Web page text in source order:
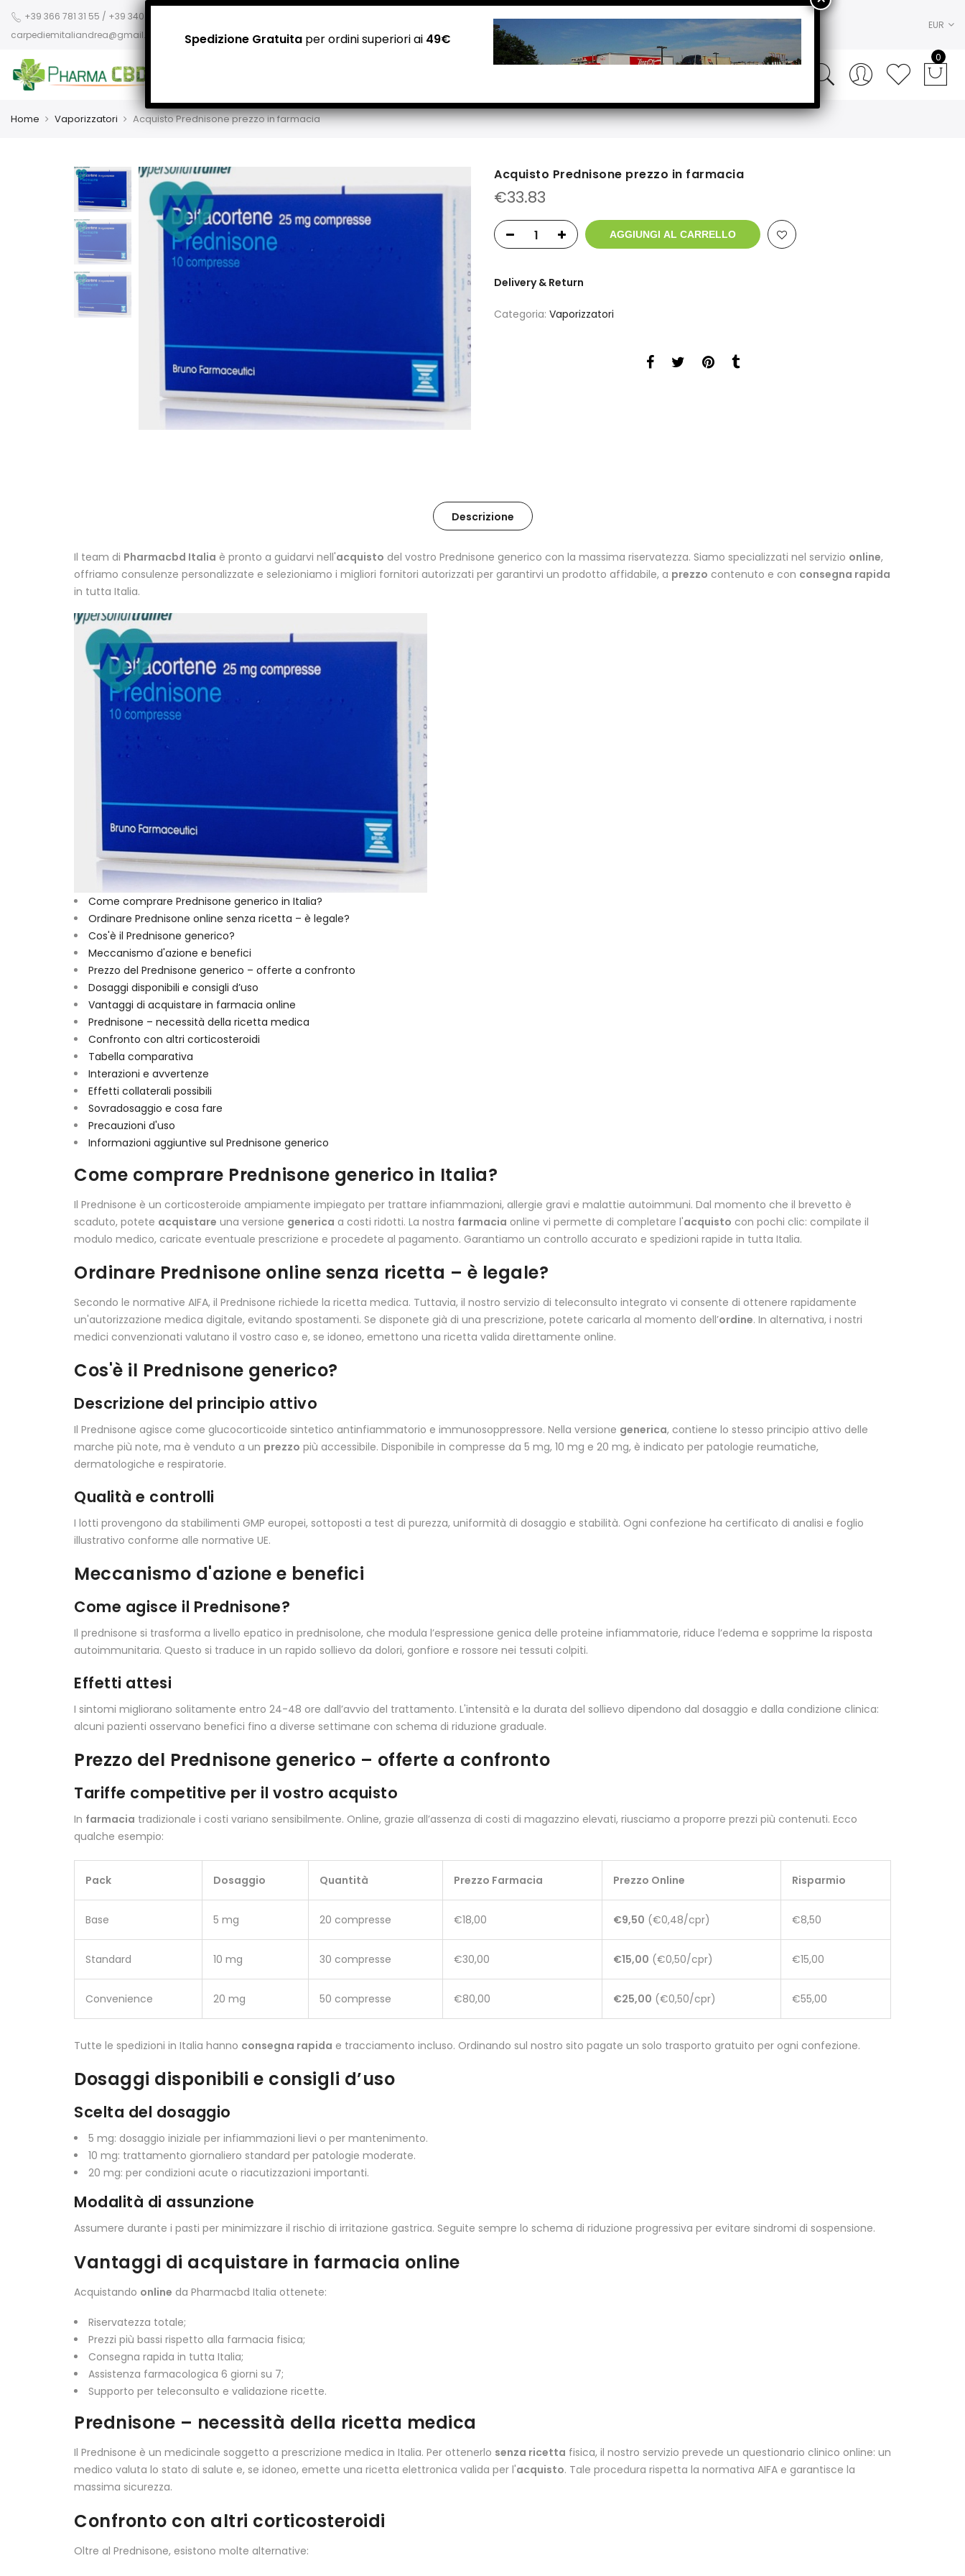
+39 366 781 31 55 / +39 340 942 8400
carpediemitaliandrea@gmail.com
NEGOZI PADOVA: Via Guizza Conselvana, 38a
Attivo distributore automatico cannabis H24
EUR
0
Home Vaporizzatori Acquisto Prednisone prezzo in farmacia
Acquisto Prednisone prezzo in farmacia
€33.83
AGGIUNGI AL CARRELLO
Delivery & Return
Categoria: Vaporizzatori
Descrizione
Il team di Pharmacbd Italia è pronto a guidarvi nell'acquisto del vostro Prednisone generico con la massima riservatezza. Siamo specializzati nel servizio online,
offriamo consulenze personalizzate e selezioniamo i migliori fornitori autorizzati per garantirvi un prodotto affidabile, a prezzo contenuto e con consegna rapida
in tutta Italia.
Come comprare Prednisone generico in Italia?
Ordinare Prednisone online senza ricetta – è legale?
Cos'è il Prednisone generico?
Meccanismo d'azione e benefici
Prezzo del Prednisone generico – offerte a confronto
Dosaggi disponibili e consigli d’uso
Vantaggi di acquistare in farmacia online
Prednisone – necessità della ricetta medica
Confronto con altri corticosteroidi
Tabella comparativa
Interazioni e avvertenze
Effetti collaterali possibili
Sovradosaggio e cosa fare
Precauzioni d'uso
Informazioni aggiuntive sul Prednisone generico
Come comprare Prednisone generico in Italia?
Il Prednisone è un corticosteroide ampiamente impiegato per trattare infiammazioni, allergie gravi e malattie autoimmuni. Dal momento che il brevetto è
scaduto, potete acquistare una versione generica a costi ridotti. La nostra farmacia online vi permette di completare l'acquisto con pochi clic: compilate il
modulo medico, caricate eventuale prescrizione e procedete al pagamento. Garantiamo un controllo accurato e spedizioni rapide in tutta Italia.
Ordinare Prednisone online senza ricetta – è legale?
Secondo le normative AIFA, il Prednisone richiede la ricetta medica. Tuttavia, il nostro servizio di teleconsulto integrato vi consente di ottenere rapidamente
un'autorizzazione medica digitale, evitando spostamenti. Se disponete già di una prescrizione, potete caricarla al momento dell’ordine. In alternativa, i nostri
medici convenzionati valutano il vostro caso e, se idoneo, emettono una ricetta valida direttamente online.
Cos'è il Prednisone generico?
Descrizione del principio attivo
Il Prednisone agisce come glucocorticoide sintetico antinfiammatorio e immunosoppressore. Nella versione generica, contiene lo stesso principio attivo delle
marche più note, ma è venduto a un prezzo più accessibile. Disponibile in compresse da 5 mg, 10 mg e 20 mg, è indicato per patologie reumatiche,
dermatologiche e respiratorie.
Qualità e controlli
I lotti provengono da stabilimenti GMP europei, sottoposti a test di purezza, uniformità di dosaggio e stabilità. Ogni confezione ha certificato di analisi e foglio
illustrativo conforme alle normative UE.
Meccanismo d'azione e benefici
Come agisce il Prednisone?
Il prednisone si trasforma a livello epatico in prednisolone, che modula l’espressione genica delle proteine infiammatorie, riduce l’edema e sopprime la risposta
autoimmunitaria. Questo si traduce in un rapido sollievo da dolori, gonfiore e rossore nei tessuti colpiti.
Effetti attesi
I sintomi migliorano solitamente entro 24-48 ore dall’avvio del trattamento. L'intensità e la durata del sollievo dipendono dal dosaggio e dalla condizione clinica:
alcuni pazienti osservano benefici fino a diverse settimane con schema di riduzione graduale.
Prezzo del Prednisone generico – offerte a confronto
Tariffe competitive per il vostro acquisto
In farmacia tradizionale i costi variano sensibilmente. Online, grazie all’assenza di costi di magazzino elevati, riusciamo a proporre prezzi più contenuti. Ecco
qualche esempio:
Pack Dosaggio Quantità Prezzo Farmacia Prezzo Online Risparmio
Base 5 mg 20 compresse €18,00 €9,50 (€0,48/cpr) €8,50
Standard 10 mg 30 compresse €30,00 €15,00 (€0,50/cpr) €15,00
Convenience 20 mg 50 compresse €80,00 €25,00 (€0,50/cpr) €55,00
Tutte le spedizioni in Italia hanno consegna rapida e tracciamento incluso. Ordinando sul nostro sito pagate un solo trasporto gratuito per ogni confezione.
Dosaggi disponibili e consigli d’uso
Scelta del dosaggio
5 mg: dosaggio iniziale per infiammazioni lievi o per mantenimento.
10 mg: trattamento giornaliero standard per patologie moderate.
20 mg: per condizioni acute o riacutizzazioni importanti.
Modalità di assunzione
Assumere durante i pasti per minimizzare il rischio di irritazione gastrica. Seguite sempre lo schema di riduzione progressiva per evitare sindromi di sospensione.
Vantaggi di acquistare in farmacia online
Acquistando online da Pharmacbd Italia ottenete:
Riservatezza totale;
Prezzi più bassi rispetto alla farmacia fisica;
Consegna rapida in tutta Italia;
Assistenza farmacologica 6 giorni su 7;
Supporto per teleconsulto e validazione ricette.
Prednisone – necessità della ricetta medica
Il Prednisone è un medicinale soggetto a prescrizione medica in Italia. Per ottenerlo senza ricetta fisica, il nostro servizio prevede un questionario clinico online: un
medico valuta lo stato di salute e, se idoneo, emette una ricetta elettronica valida per l'acquisto. Tale procedura rispetta la normativa AIFA e garantisce la
massima sicurezza.
Confronto con altri corticosteroidi
Oltre al Prednisone, esistono molte alternative:
Spedizione Gratuitaper ordini superiori ai 49€